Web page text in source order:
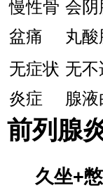
慢性骨
盆痛
会阴
丸酸
无症状
炎症
无不
腺
前列腺
久坐+